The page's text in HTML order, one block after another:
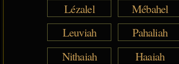
Lézalel
Mébahel
Leuviah
Pahaliah
Nithaiah
Haaiah